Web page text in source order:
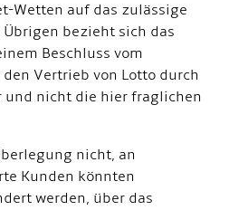
Wetten auf das zulässige
bezieht sich das
Beschluss vom
Vertrieb von Lotto durch
nicht die hier fraglichen
nicht, an
Kunden könnten
werden, über das